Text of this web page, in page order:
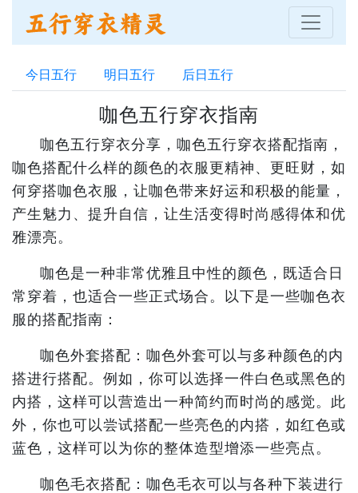
今日五行 明日五行 后日五行
咖色五行穿衣指南
咖色五行穿衣分享，咖色五行穿衣搭配指南，
咖色搭配什么样的颜色的衣服更精神、更旺财，如
何穿搭咖色衣服，让咖色带来好运和积极的能量，
产生魅力、提升自信，让生活变得时尚感得体和优
雅漂亮。
咖色是一种非常优雅且中性的颜色，既适合日
常穿着，也适合一些正式场合。以下是一些咖色衣
服的搭配指南：
咖色外套搭配：咖色外套可以与多种颜色的内
搭进行搭配。例如，你可以选择一件白色或黑色的
内搭，这样可以营造出一种简约而时尚的感觉。此
外，你也可以尝试搭配一些亮色的内搭，如红色或
蓝色，这样可以为你的整体造型增添一些亮点。
咖色毛衣搭配：咖色毛衣可以与各种下装进行